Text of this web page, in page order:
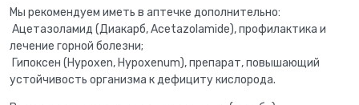
Мы рекомендуем иметь в аптечке дополнительно:
Ацетазоламид (Диакарб, Acetazolamide), профилактика и
лечение горной болезни;
Гипоксен (Hypoxen, Hypoxenum), препарат, повышающий
устойчивость организма к дефициту кислорода.